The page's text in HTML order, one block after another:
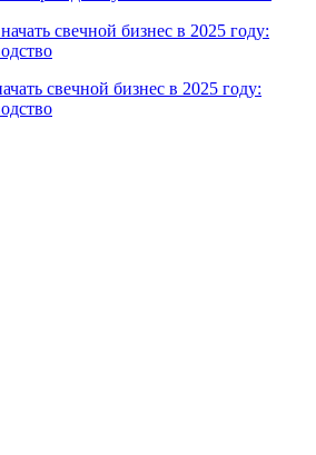
свечной бизнес в 2025 году:
свечной бизнес в 2025 году: